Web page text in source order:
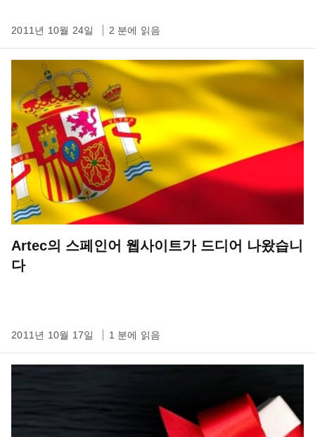
2011년 10월 24일 2 분에 읽음
Artec의 스페인어 웹사이트가 드디어 나왔습니
다
2011년 10월 17일 1 분에 읽음